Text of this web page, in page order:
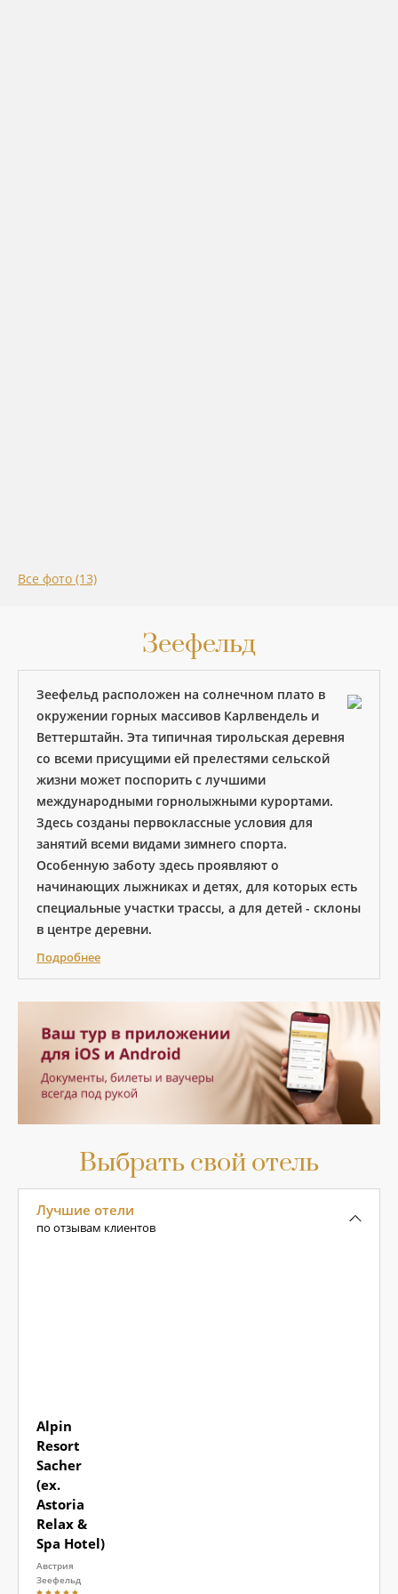
Все фото (13)
Зеефельд
Зеефельд расположен на солнечном плато в
окружении горных массивов Карлвендель и
Веттерштайн. Эта типичная тирольская деревня
со всеми присущими ей прелестями сельской
жизни может поспорить с лучшими
международными горнолыжными курортами.
Здесь созданы первоклассные условия для
занятий всеми видами зимнего спорта.
Особенную заботу здесь проявляют о
начинающих лыжниках и детях, для которых есть
специальные участки трассы, а для детей - склоны
в центре деревни.
Подробнее
Выбрать свой отель
Лучшие отели
по отзывам клиентов
Alpin
Resort
Sacher
(ex.
Astoria
Relax &
Spa Hotel)
Австрия
Зеефельд